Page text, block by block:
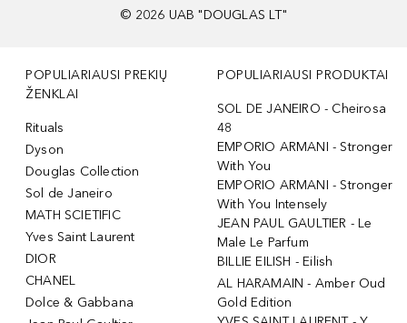
© 2026 UAB "DOUGLAS LT"
POPULIARIAUSI PREKIŲ
ŽENKLAI
Rituals
Dyson
Douglas Collection
Sol de Janeiro
MATH SCIETIFIC
Yves Saint Laurent
DIOR
CHANEL
Dolce & Gabbana
POPULIARIAUSI PRODUKTAI
SOL DE JANEIRO - Cheirosa
48
EMPORIO ARMANI - Stronger
With You
EMPORIO ARMANI - Stronger
With You Intensely
JEAN PAUL GAULTIER - Le
Male Le Parfum
BILLIE EILISH - Eilish
AL HARAMAIN - Amber Oud
Gold Edition